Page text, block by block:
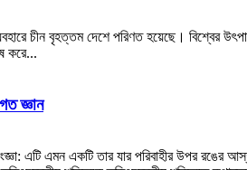
চীন বৃহত্তম দেশে পরিণত হয়েছে। বিশ্বের
করে...
জ্ঞান
এটি এমন একটি তার যার পরিবাহীর উপর